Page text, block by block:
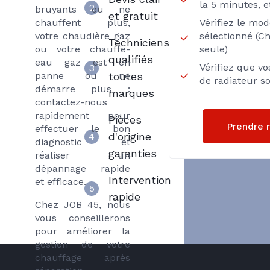
bruyants ou ne
chauffent plus,
votre chaudière gaz
ou votre chauffe-
eau gaz est en
panne ou ne
démarre plus :
contactez-nous
rapidement pour
effectuer le bon
diagnostic et
réaliser un
dépannage rapide
et efficace.
Chez JOB 45, nous
vous conseillerons
pour améliorer la
gestion de votre
chauffage après
la 5 minutes,
Vérifiez le
sélectionné
seule)
Vérifiez que
de radiateur
Prendre
2
et gratuit
3
Techniciens
qualifiés
toutes
marques
4
Pièces
d'origine
garanties
5
Intervention
rapide